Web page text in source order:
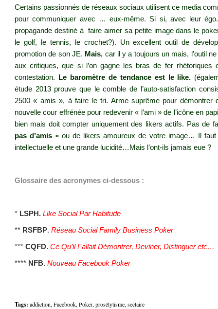
Certains passionnés de réseaux sociaux utilisent ce media
pour communiquer avec … eux-même. Si si, avec leur
propagande destiné à faire aimer sa petite image dans le
le golf, le tennis, le crochet?). Un excellent outil de
promotion de son JE. Mais, car il y a toujours un mais, l’outil
aux critiques, que si l’on gagne les bras de fer rhétoriques
contestation. Le baromètre de tendance est le like.
étude 2013 prouve que le comble de l’auto-satisfaction
2500 « amis », à faire le tri. Arme suprême pour démontrer
nouvelle cour effrénée pour redevenir « l’ami » de l’icône en
bien mais doit compter uniquement des likers actifs. Pas de
pas d’amis » ou de likers amoureux de votre image… Il faut
intellectuelle et une grande lucidité…Mais l’ont-ils jamais eue ?
Glossaire des acronymes ci-dessous :
* LSPH. Like Social Par Habitude
** RSFBP. Réseau Social Family Business Poker
*** CQFD. Ce Qu’il Fallait Démontrer, Deviner, Distinguer etc…
**** NFB. Nouveau Facebook Poker
Tags: addiction, Facebook, Poker, prosélytisme, sectaire